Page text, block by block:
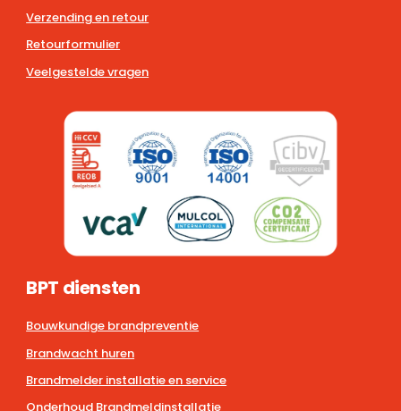
Verzending en retour
Retourformulier
Veelgestelde vragen
BPT diensten
Bouwkundige brandpreventie
Brandwacht huren
Brandmelder installatie en service
Onderhoud Brandmeldinstallatie